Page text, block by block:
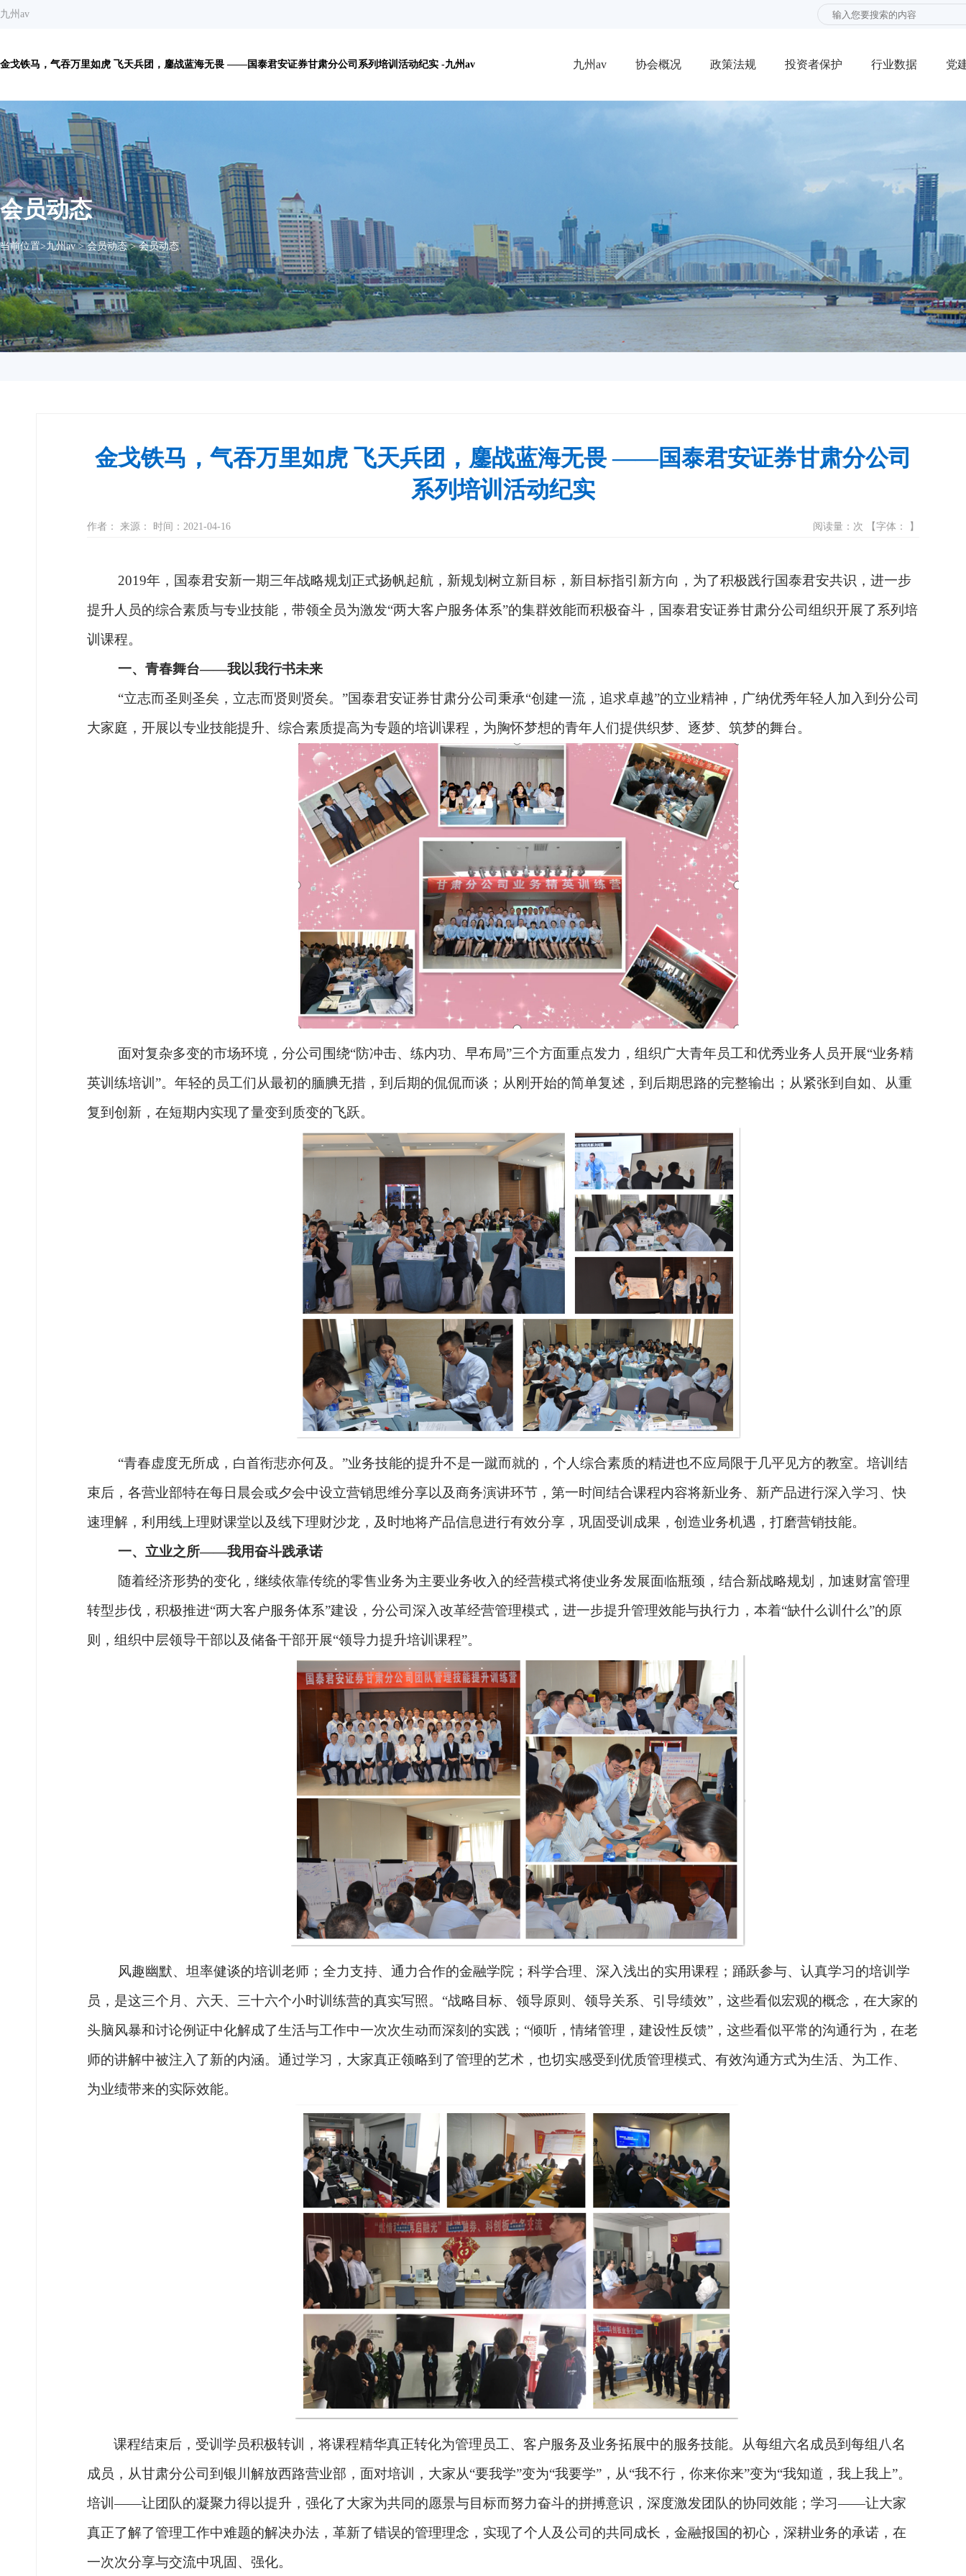
九州av
金戈铁马，气吞万里如虎 飞天兵团，鏖战蓝海无畏 ——国泰君安证券甘肃分公司系列培训活动纪实 -九州av 九州av 协会概况 政策法规 投资者保护 行业数据 党
会员动态
当前位置>九州av>会员动态>会员动态
金戈铁马，气吞万里如虎 飞天兵团，鏖战蓝海无畏 ——国泰君安证券甘肃分公司
系列培训活动纪实
作者： 来源： 时间：2021-04-16 阅读量：次 【字体： 】
2019年，国泰君安新一期三年战略规划正式扬帆起航，新规划树立新目标，新目标指引新方向，为了积极践行国泰君安共识，进一步
提升人员的综合素质与专业技能，带领全员为激发“两大客户服务体系”的集群效能而积极奋斗，国泰君安证券甘肃分公司组织开展了系列培
训课程。
一、 青春舞台——我以我行书未来
“立志而圣则圣矣，立志而贤则贤矣。”国泰君安证券甘肃分公司秉承“创建一流，追求卓越”的立业精神，广纳优秀年轻人加入到分公司
大家庭，开展以专业技能提升、综合素质提高为专题的培训课程，为胸怀梦想的青年人们提供织梦、逐梦、筑梦的舞台。
面对复杂多变的市场环境，分公司围绕“防冲击、练内功、早布局”三个方面重点发力，组织广大青年员工和优秀业务人员开展“业务精
英训练培训”。年轻的员工们从最初的腼腆无措，到后期的侃侃而谈；从刚开始的简单复述，到后期思路的完整输出；从紧张到自如、从重
复到创新，在短期内实现了量变到质变的飞跃。
“青春虚度无所成，白首衔悲亦何及。”业务技能的提升不是一蹴而就的，个人综合素质的精进也不应局限于几平见方的教室。培训结
束后，各营业部特在每日晨会或夕会中设立营销思维分享以及商务演讲环节，第一时间结合课程内容将新业务、新产品进行深入学习、快
速理解，利用线上理财课堂以及线下理财沙龙，及时地将产品信息进行有效分享，巩固受训成果，创造业务机遇，打磨营销技能。
一、 立业之所——我用奋斗践承诺
随着经济形势的变化，继续依靠传统的零售业务为主要业务收入的经营模式将使业务发展面临瓶颈，结合新战略规划，加速财富管理
转型步伐，积极推进“两大客户服务体系”建设，分公司深入改革经营管理模式，进一步提升管理效能与执行力，本着“缺什么训什么”的原
则，组织中层领导干部以及储备干部开展“领导力提升培训课程”。
风趣幽默、坦率健谈的培训老师；全力支持、通力合作的金融学院；科学合理、深入浅出的实用课程；踊跃参与、认真学习的培训学
员，是这三个月、六天、三十六个小时训练营的真实写照。 “战略目标、领导原则、领导关系、引导绩效”，这些看似宏观的概念，在大家的
头脑风暴和讨论例证中化解成了生活与工作中一次次生动而深刻的实践；“倾听，情绪管理，建设性反馈”，这些看似平常的沟通行为，在老
师的讲解中被注入了新的内涵。通过学习，大家真正领略到了管理的艺术，也切实感受到优质管理模式、有效沟通方式为生活、为工作、
为业绩带来的实际效能。
课程结束后，受训学员积极转训，将课程精华真正转化为管理员工、客户服务及业务拓展中的服务技能。从每组六名成员到每组八名
成员，从甘肃分公司到银川解放西路营业部，面对培训，大家从“要我学”变为“我要学”，从“我不行，你来你来”变为“我知道，我上我上”。
培训——让团队的凝聚力得以提升，强化了大家为共同的愿景与目标而努力奋斗的拼搏意识，深度激发团队的协同效能；学习——让大家
真正了解了管理工作中难题的解决办法，革新了错误的管理理念，实现了个人及公司的共同成长，金融报国的初心，深耕业务的承诺，在
一次次分享与交流中巩固、强化。